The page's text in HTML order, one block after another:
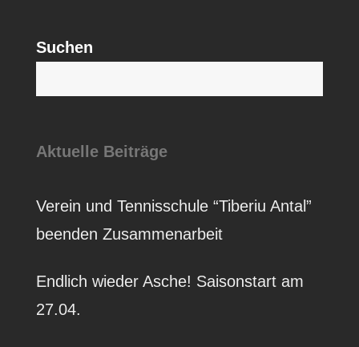
Suchen
Aktuelle Beiträge
Verein und Tennisschule “Tiberiu Antal”
beenden Zusammenarbeit
Endlich wieder Asche! Saisonstart am
27.04.